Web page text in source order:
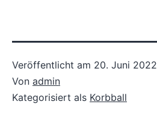
Veröffentlicht am 20. Juni 2022
Von admin
Kategorisiert als Korbball